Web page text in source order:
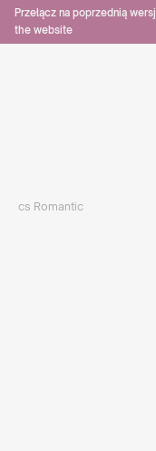
Przełącz na poprzednią
the website
cs Romantic